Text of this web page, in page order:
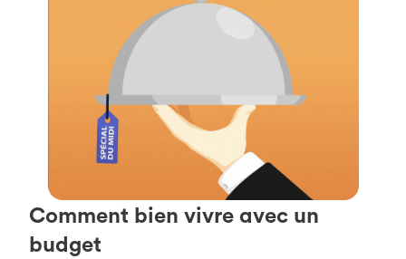
Comment bien vivre avec un
budget